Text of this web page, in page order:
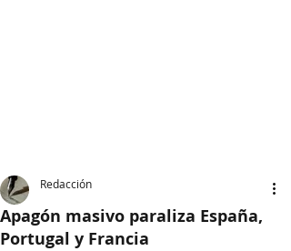
Apagón masivo paraliza España,
Portugal y Francia
Redacción